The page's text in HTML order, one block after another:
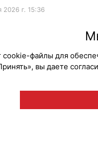
2026 г. 15:36
© "Вестник
файлы для
вы даете